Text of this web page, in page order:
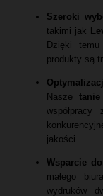
Szeroki
takimi jak
Dzięki temu
produkty są
Nasze
współpracy
jakości.
Wsparcie
małego
wydruków